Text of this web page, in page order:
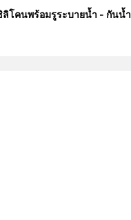
โคนพร้อมรูระบายน้ำ - กันน้ำ